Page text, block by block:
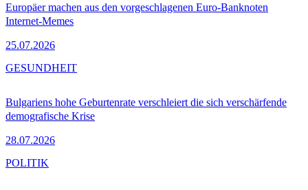
Europäer machen aus den vorgeschlagenen Euro-Banknoten
Internet-Memes
25.07.2026
Bulgariens hohe Geburtenrate verschleiert die sich verschärfende
demografische Krise
28.07.2026
GESUNDHEIT
POLITIK